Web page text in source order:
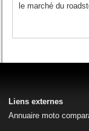
le marché du
Liens externes
Annuaire moto